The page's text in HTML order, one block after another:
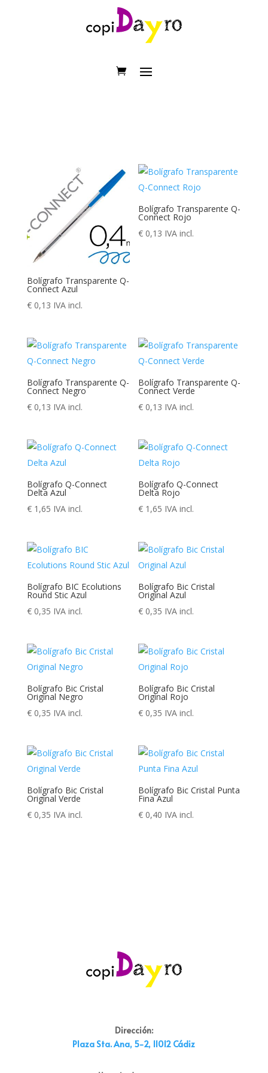
Bolígrafo Transparente Q-
Connect Azul
€0,13 IVA incl.
Bolígrafo Transparente Q-
Connect Rojo
€ 0,13 IVA incl.
Bolígrafo Transparente Q-
Connect Negro
€0,13 IVA incl.
Bolígrafo Transparente Q-
Connect Verde
€ 0,13 IVA incl.
Bolígrafo Q-Connect
Delta Azul
€1,65 IVA incl.
Bolígrafo Q-Connect
Delta Rojo
€ 1,65 IVA incl.
Bolígrafo BIC Ecolutions
Round Stic Azul
€0,35 IVA incl.
Bolígrafo Bic Cristal
Original Azul
€ 0,35 IVA incl.
Bolígrafo Bic Cristal
Original Negro
€0,35 IVA incl.
Bolígrafo Bic Cristal
Original Rojo
€ 0,35 IVA incl.
Bolígrafo Bic Cristal
Original Verde
€0,35 IVA incl.
Bolígrafo Bic Cristal Punta
Fina Azul
€ 0,40 IVA incl.
Dirección:
Plaza Sta. Ana, 5-2, 11012 Cádiz